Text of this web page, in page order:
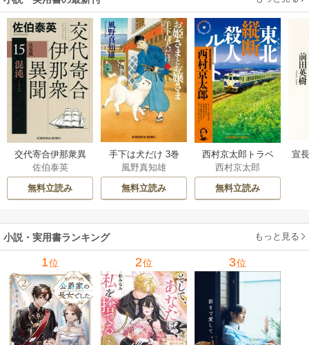
交代寄合伊那衆異
聞 15巻
佐伯泰英
無料立読み
手下は犬だけ 3巻
風野真知雄
無料立読み
西村京太郎トラベ
ルミステリー・セ
レクション 2巻
西村京太郎
無料立読み
宣
小説・実用書ランキング もっと見る
1位 2位 3位